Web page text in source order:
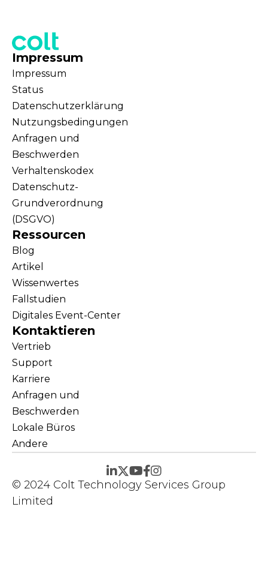
Impressum
Impressum
Status
Datenschutzerklärung
Nutzungsbedingungen
Anfragen und
Beschwerden
Verhaltenskodex
Datenschutz-
Grundverordnung
(DSGVO)
Ressourcen
Blog
Artikel
Wissenwertes
Fallstudien
Digitales Event-Center
Kontaktieren
Vertrieb
Support
Karriere
Anfragen und
Beschwerden
Lokale Büros
Andere
© 2024 Colt Technology Services Group
Limited